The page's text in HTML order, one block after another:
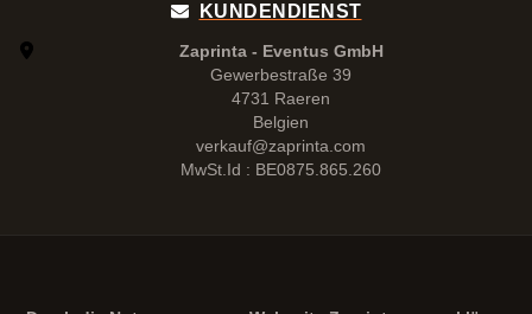
KUNDENDIENST
Zaprinta - Eventus GmbH
Gewerbestraße 39
4731 Raeren
Belgien
verkauf@zaprinta.com
MwSt.Id : BE0875.865.260